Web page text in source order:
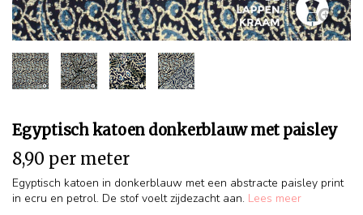
Egyptisch katoen donkerblauw met paisley
8,90 per meter
Egyptisch katoen in donkerblauw met een abstracte paisley print
in ecru en petrol. De stof voelt zijdezacht aan. Lees meer